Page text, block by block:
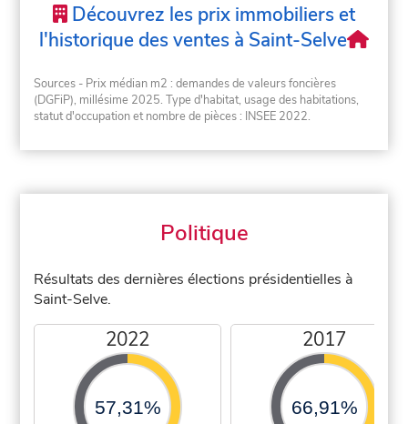
Découvrez les prix immobiliers et
l'historique des ventes à Saint-Selve
Sources - Prix médian m2 : demandes de valeurs foncières
(DGFiP), millésime 2025. Type d'habitat, usage des habitations,
statut d'occupation et nombre de pièces : INSEE 2022.
Politique
Résultats des dernières élections présidentielles à
Saint-Selve.
2022
57,31%
2017
66,91%